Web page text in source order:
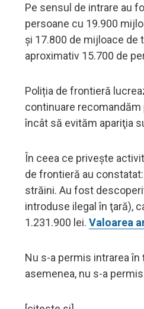
Pe sensul de intrare au
persoane cu 19.900
şi 17.800 de mijloace de
aproximativ 15.700 de
Poliția de frontieră
continuare
încât să evităm apariţia
În ceea ce priveşte
de frontieră au
străini. Au fost
introduse ilegal în ţară),
1.231.900 lei. Valoarea
Nu s-a permis intrarea
asemenea, nu s-a